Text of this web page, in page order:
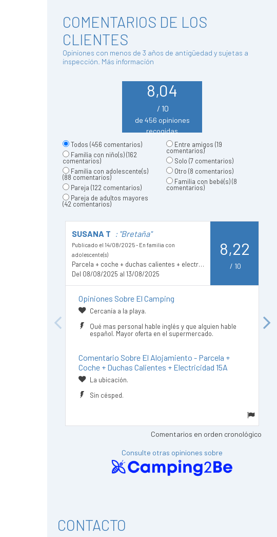
COMENTARIOS DE LOS
CLIENTES
Opiniones con menos de 3 años de antigüedad y sujetas a
inspección. Más información
8,04
/ 10
de 456 opiniones
recogidas
Todos (456 comentarios)
Familia con niño(s)(162
comentarios)
Familia con adolescente(s)
(88 comentarios)
Pareja (122 comentarios)
Pareja de adultos mayores
(42 comentarios)
Entre amigos (19
comentarios)
Solo (7 comentarios)
Otro (8 comentarios)
Familia con bebé(s)(8
comentarios)
Previous
SUSANA T : "Bretaña"
Publicado el 14/08/2025 - En familia con
adolescente(s)
Parcela + coche + duchas calientes + electricidad 15A
Del 08/08/2025 al 13/08/2025
8,22
/ 10
Opiniones Sobre El Camping
Cercanía a la playa.
Qué mas personal hable inglés y que alguien hable
español. Mayor oferta en el supermercado.
Comentario Sobre El Alojamiento - Parcela +
Coche + Duchas Calientes + Electricidad 15A
La ubicación.
Sin césped.
Next
Comentarios en orden cronológico
Consulte otras opiniones sobre
CONTACTO